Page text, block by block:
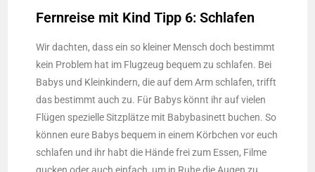
Fernreise mit Kind Tipp 6: Schlafen
Wir dachten, dass ein so kleiner Mensch doch bestimmt
kein Problem hat im Flugzeug bequem zu schlafen. Bei
Babys und Kleinkindern, die auf dem Arm schlafen, trifft
das bestimmt auch zu. Für Babys könnt ihr auf vielen
Flügen spezielle Sitzplätze mit Babybasinett buchen. So
können eure Babys bequem in einem Körbchen vor euch
schlafen und ihr habt die Hände frei zum Essen, Filme
gucken oder auch einfach, um in Ruhe die Augen zu